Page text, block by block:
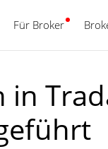
Für Broker
in